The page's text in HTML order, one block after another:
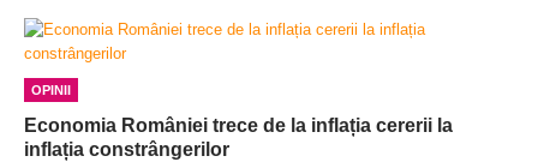
OPINII
Economia României trece de la inflația cererii la
inflația constrângerilor